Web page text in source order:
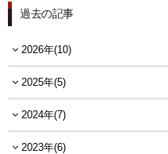
過去の記事
2026年(10)
2025年(5)
2024年(7)
2023年(6)